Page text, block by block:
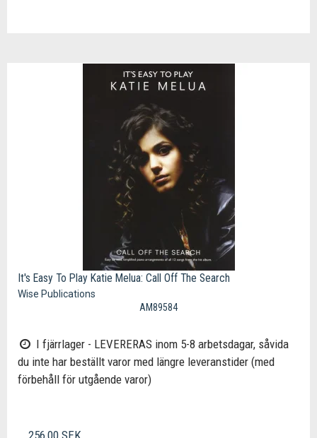
It's Easy To Play Katie Melua: Call Off The Search
Wise Publications
AM89584
I fjärrlager - LEVERERAS inom 5-8 arbetsdagar, såvida
du inte har beställt varor med längre leveranstider (med
förbehåll för utgående varor)
256,00 SEK